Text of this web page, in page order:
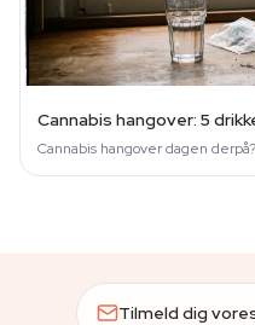
Cannabis hangover: 5
Cannabis hangover dagen derpå?
Tilmeld dig